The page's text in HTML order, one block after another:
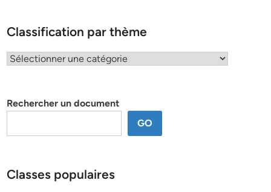
Classification par thème
Classification
Rechercher un document
GO
Classes populaires